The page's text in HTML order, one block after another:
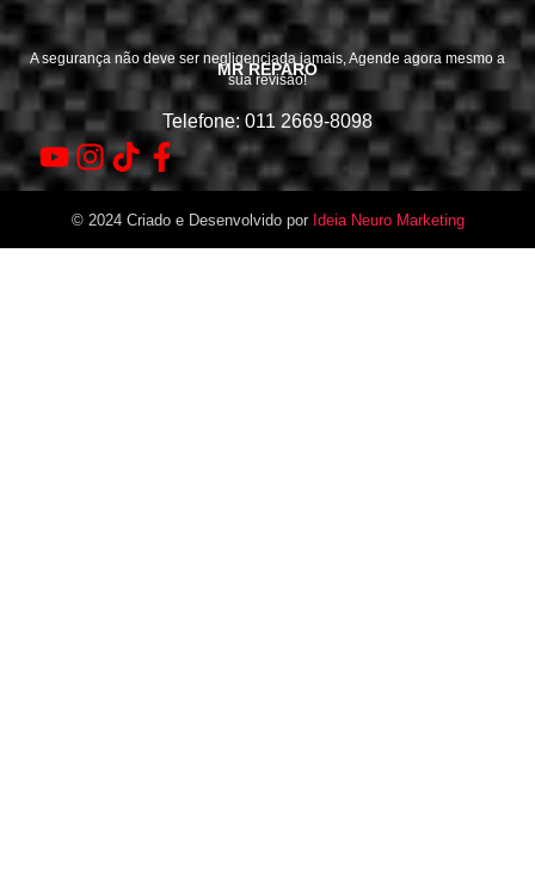
MR REPARO
A segurança não deve ser negligenciada jamais, Agende agora mesmo a
sua revisão!
Telefone: 011 2669-8098
© 2024 Criado e Desenvolvido por Ideia Neuro Marketing